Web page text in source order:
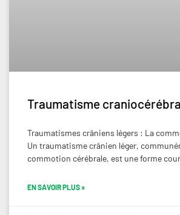
Traumatisme
Traumatismes crâniens légers : La
Un traumatisme crânien léger,
commotion cérébrale, est une forme
EN SAVOIR PLUS »